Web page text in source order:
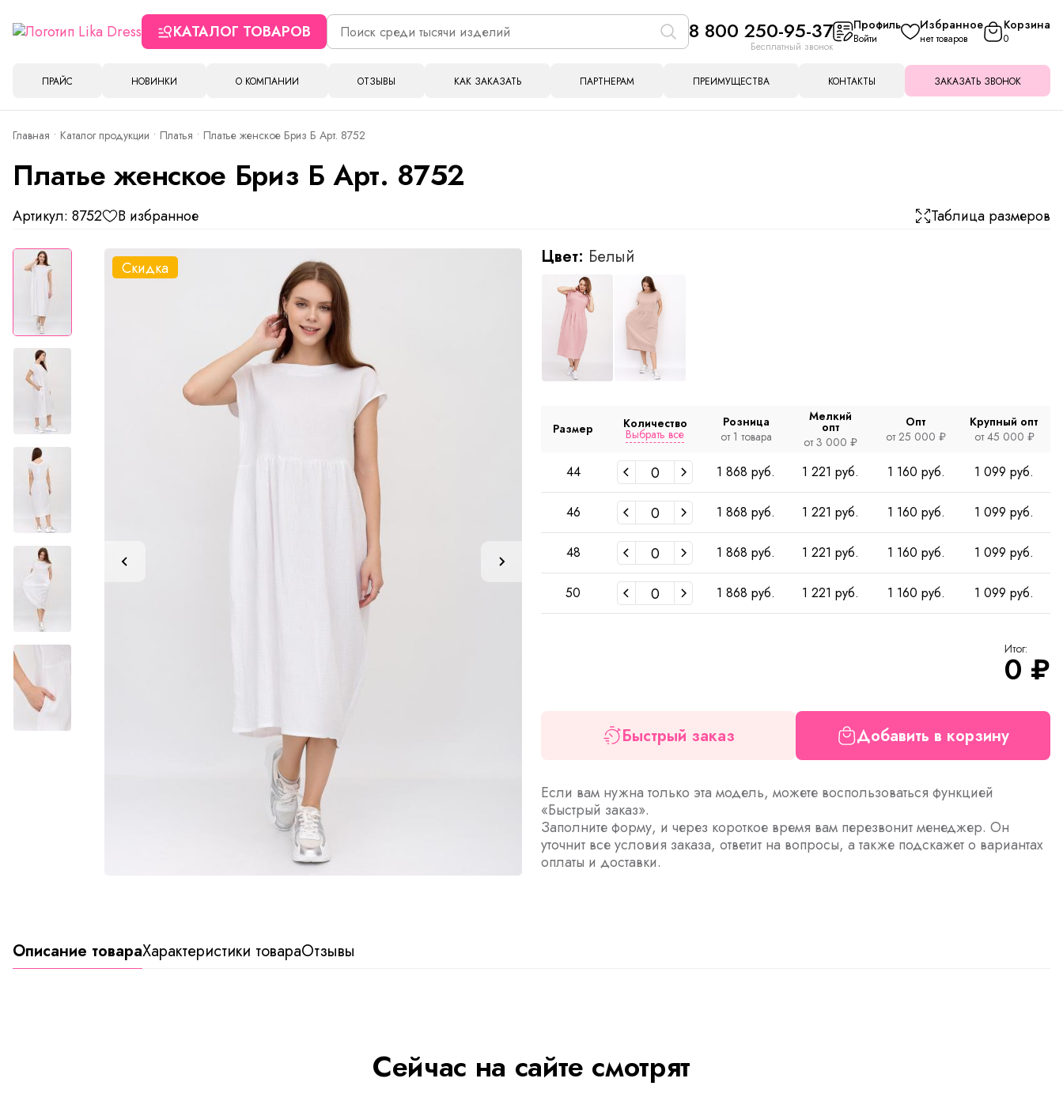
КАТАЛОГ ТОВАРОВ 8 800 250-95-37
Бесплатный звонок
Профиль
Войти
Избранное
нет товаров
Корзина
0
ПРАЙС НОВИНКИ О КОМПАНИИ ОТЗЫВЫ КАК ЗАКАЗАТЬ ПАРТНЕРАМ ПРЕИМУЩЕСТВА КОНТАКТЫ ЗАКАЗАТЬ ЗВОНОК
Главная Каталог продукции Платья Платье женское Бриз Б Арт. 8752
Платье женское Бриз Б Арт. 8752
Артикул: 8752 В избранное Таблица размеров
Скидка Цвет: Белый
Размер Количество
Выбрать все
Розница
от 1 товара
Мелкий
опт
от 3 000 ₽
Опт
от 25 000 ₽
Крупный опт
от 45 000 ₽
44 1 868 руб. 1 221 руб. 1 160 руб. 1 099 руб.
46 1 868 руб. 1 221 руб. 1 160 руб. 1 099 руб.
48 1 868 руб. 1 221 руб. 1 160 руб. 1 099 руб.
50 1 868 руб. 1 221 руб. 1 160 руб. 1 099 руб.
Итог:
0 ₽
Быстрый заказ Добавить в корзину
Если вам нужна только эта модель, можете воспользоваться функцией
«Быстрый заказ».
Заполните форму, и через короткое время вам перезвонит менеджер. Он
уточнит все условия заказа, ответит на вопросы, а также подскажет о вариантах
оплаты и доставки.
Описание товараХарактеристики товараОтзывы
Сейчас на сайте смотрят